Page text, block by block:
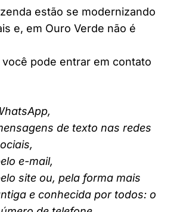
estão se modernizando
e, em Ouro Verde não é
você pode entrar em contato
de texto nas redes
e-mail,
site ou, pela forma mais
e conhecida por todos: o